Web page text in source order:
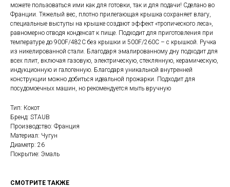
можете пользоваться ими как для готовки, так и для подачи! Сделано во
Франции. Тяжелый вес, плотно прилегающая крышка сохраняет влагу,
специальные выступы на крышке создают эффект «тропического леса»,
равномерно отводя конденсат к пище. Подходит для приготовления при
температуре до 900F/482C без крышки и 500F/260C – с крышкой. Ручка
из никелированной стали. Благодаря эмалированному дну подходит для
всех плит, включая газовую, электрическую, стеклянную, керамическую,
индукционную и галогенную. Благодаря уникальной внутренней
конструкции можно добиться идеальной прожарки. Подходит для
посудомоечных машин, но рекомендуется мыть вручную
Тип: Кокот
Бренд: STAUB
Производство: Франция
Материал: Чугун
Диаметр: 26
Покрытие: Эмаль
СМОТРИТЕ ТАКЖЕ